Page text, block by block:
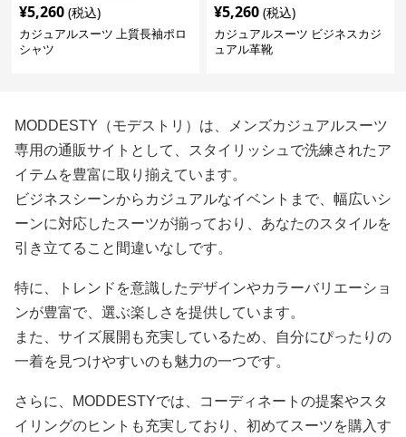
¥5,260 (税込)
カジュアルスーツ 上質長袖ポロ
シャツ
¥5,260 (税込)
カジュアルスーツ ビジネスカジ
ュアル革靴
MODDESTY（モデストリ）は、メンズカジュアルスーツ
専用の通販サイトとして、スタイリッシュで洗練されたア
イテムを豊富に取り揃えています。
ビジネスシーンからカジュアルなイベントまで、幅広いシ
ーンに対応したスーツが揃っており、あなたのスタイルを
引き立てること間違いなしです。
特に、トレンドを意識したデザインやカラーバリエーショ
ンが豊富で、選ぶ楽しさを提供しています。
また、サイズ展開も充実しているため、自分にぴったりの
一着を見つけやすいのも魅力の一つです。
さらに、MODDESTYでは、コーディネートの提案やスタ
イリングのヒントも充実しており、初めてスーツを購入す